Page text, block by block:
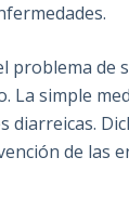
problema de
La simple
diarreicas.
de las